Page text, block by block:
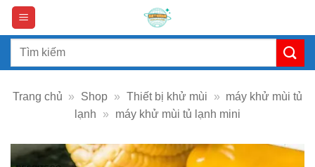
Skip
content
Search
Trang chủ » Shop » Thiết bị khử mùi » máy khử mùi tủ
lạnh
» máy khử mùi tủ lạnh mini